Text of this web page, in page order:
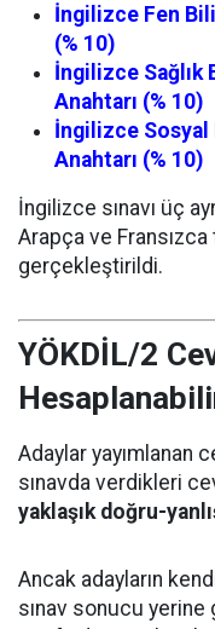
İngilizce Fen
(% 10)
İngilizce Sağlık
Anahtarı (% 10)
İngilizce Sosyal
Anahtarı (% 10)
İngilizce sınavı üç
Arapça ve
gerçekleştirildi.
YÖKDİL/2
Adaylar yayımlanan
sınavda verdikleri
yaklaşık doğru-
Ancak adayların
sınav sonucu yerine